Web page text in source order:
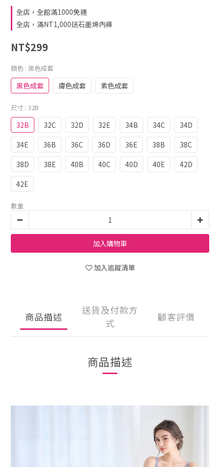
全店，全館滿1000免運
全店，滿NT1,000送石墨烯內褲
NT$299
顏色 : 黑色成套
黑色成套 膚色成套 紫色成套
尺寸 : 32B
32B 32C 32D 32E 34B 34C
34D
34E
36B 36C 36D 36E 38B
38C
38D
38E 40B 40C 40D 40E
42D
42E
數量
加入購物車
加入追蹤清單
商品描述
送貨及付款方
式
顧客評價
商品描述